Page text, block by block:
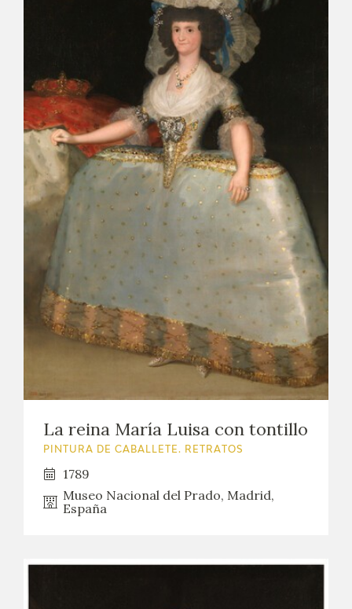
La reina María Luisa con tontillo
PINTURA DE CABALLETE. RETRATOS
1789
Museo Nacional del Prado, Madrid,
España